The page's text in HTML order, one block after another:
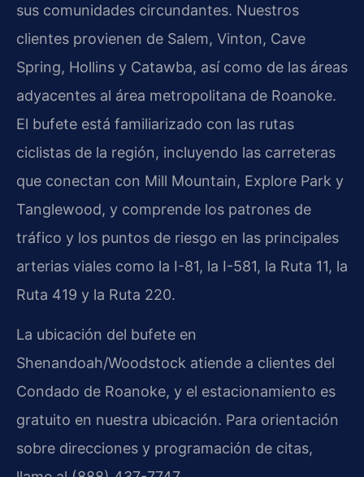
sus comunidades circundantes. Nuestros
clientes provienen de Salem, Vinton, Cave
Spring, Hollins y Catawba, así como de las áreas
adyacentes al área metropolitana de Roanoke.
El bufete está familiarizado con las rutas
ciclistas de la región, incluyendo las carreteras
que conectan con Mill Mountain, Explore Park y
Tanglewood, y comprende los patrones de
tráfico y los puntos de riesgo en las principales
arterias viales como la I-81, la I-581, la Ruta 11, la
Ruta 419 y la Ruta 220.
La ubicación del bufete en
Shenandoah/Woodstock atiende a clientes del
Condado de Roanoke, y el estacionamiento es
gratuito en nuestra ubicación. Para orientación
sobre direcciones y programación de citas,